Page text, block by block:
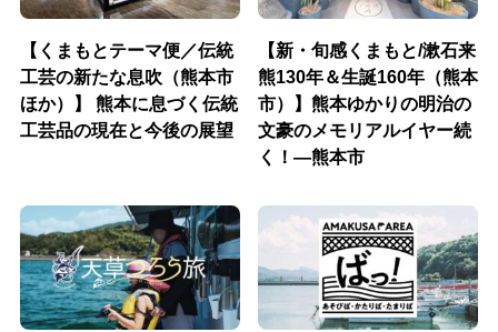
【くまもとテーマ便／伝統
工芸の新たな息吹（熊本市
ほか）】 熊本に息づく伝統
工芸品の現在と今後の展望
【新・旬感くまもと/漱石来
熊130年＆生誕160年（熊本
市）】熊本ゆかりの明治の
文豪のメモリアルイヤー続
く！―熊本市